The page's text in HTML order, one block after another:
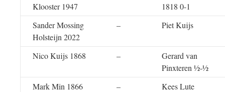
Klooster 1947
1818 0-1
Sander Mossing
Holsteijn 2022
– Piet Kuijs
Nico Kuijs 1868 –
Gerard van
Pinxteren ½-½
Mark Min 1866
–
Kees Lute